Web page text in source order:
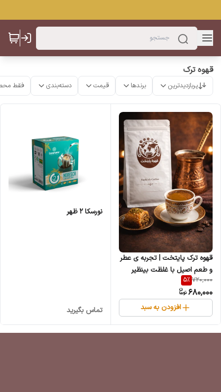
قهوه ترک
پربازدیدترین برندها قیمت دسته‌بندی فقط
قهوه ترک پایتخت | تجربه ی عطر
و طعم اصیل با غلظت بینظیر
720,000
5%
680,000
افزودن به سبد
نورسکا ۲ ظهر
تماس بگیرید